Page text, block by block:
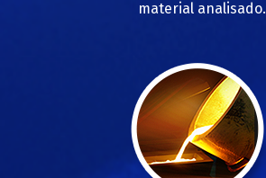
material analisado.